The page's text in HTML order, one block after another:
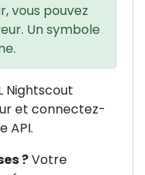
vous pouvez
Un symbole
Nightscout
et connectez-
API.
?Votre